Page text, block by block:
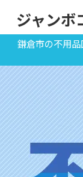
鎌倉市の不用
ジャンボ